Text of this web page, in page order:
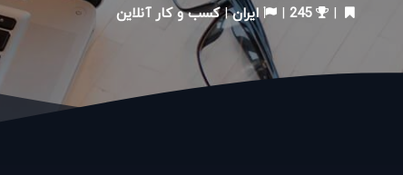
|
245
| ایران|کسب و کار آنلاین